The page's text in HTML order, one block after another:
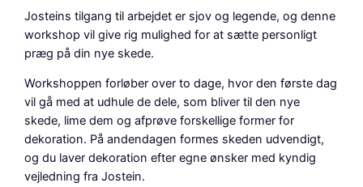
Josteins tilgang til arbejdet er sjov og legende, og denne
workshop vil give rig mulighed for at sætte personligt
præg på din nye skede.
Workshoppen forløber over to dage, hvor den første dag
vil gå med at udhule de dele, som bliver til den nye
skede, lime dem og afprøve forskellige former for
dekoration. På andendagen formes skeden udvendigt,
og du laver dekoration efter egne ønsker med kyndig
vejledning fra Jostein.